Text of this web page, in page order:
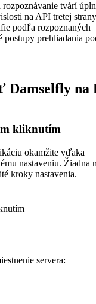
rozpoznávanie tvárí
na API tretej
podľa rozpoznaných
postupy prehliadania
Damselfly na
kliknutím
okamžite vďaka
nastaveniu. Žiadna
kroky nastavenia.
servera: